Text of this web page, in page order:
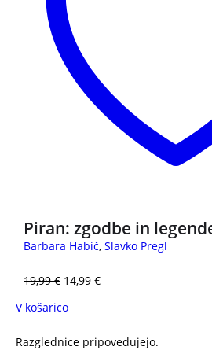
Piran: zgodbe in
Barbara Habič, Slavko Pregl
19,99€ 14,99 €
V košarico
Razglednice pripovedujejo.